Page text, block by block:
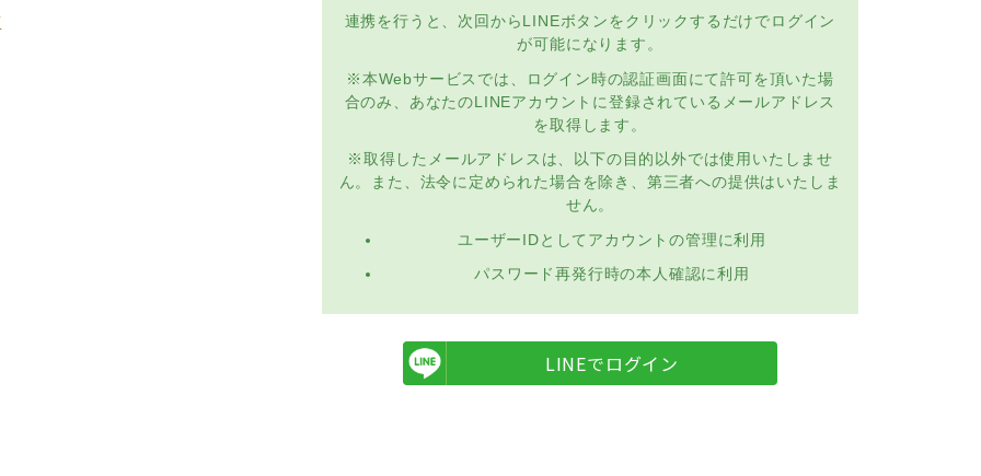
連携を行うと、次回からLINEボタンをクリックするだけでログイン
が可能になります。
※本Webサービスでは、ログイン時の認証画面にて許可を頂いた場
合のみ、あなたのLINEアカウントに登録されているメールアドレス
を取得します。
※取得したメールアドレスは、以下の目的以外では使用いたしませ
ん。また、法令に定められた場合を除き、第三者への提供はいたしま
せん。
ユーザーIDとしてアカウントの管理に利用
パスワード再発行時の本人確認に利用
LINEでログイン